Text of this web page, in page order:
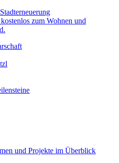
zum Wohnen und
und Projekte im Überblick